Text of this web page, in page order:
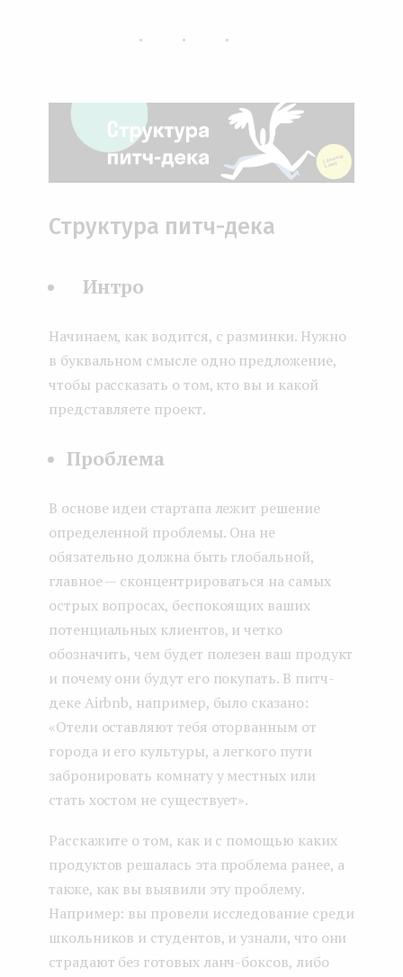
...
Структура питч-дека
Интро
Начинаем, как водится, с разминки. Нужно
в буквальном смысле одно предложение,
чтобы рассказать о том, кто вы и какой
представляете проект.
Проблема
В основе идеи стартапа лежит решение
определенной проблемы. Она не
обязательно должна быть глобальной,
главное — сконцентрироваться на самых
острых вопросах, беспокоящих ваших
потенциальных клиентов, и четко
обозначить, чем будет полезен ваш продукт
и почему они будут его покупать. В питч-
деке Airbnb, например, было сказано:
«Отели оставляют тебя оторванным от
города и его культуры, а легкого пути
забронировать комнату у местных или
стать хостом не существует».
Расскажите о том, как и с помощью каких
продуктов решалась эта проблема ранее, а
также, как вы выявили эту проблему.
Например: вы провели исследование среди
школьников и студентов, и узнали, что они
страдают без готовых ланч-боксов, либо